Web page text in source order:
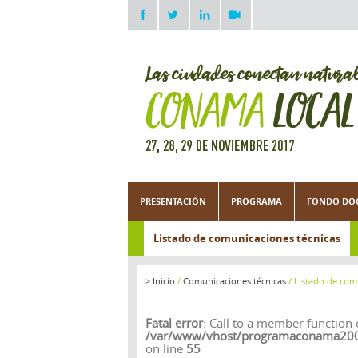
PRESENTACIÓN PROGRAMA FONDO
Listado de comunicaciones técnicas
> Inicio / Comunicaciones técnicas / Listado de
Fatal error: Call to a member function
/var/www/vhost/
on line 55